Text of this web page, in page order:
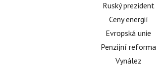
Ruský prezident
Ceny energií
Evropská unie
Penzijní reforma
Vynález